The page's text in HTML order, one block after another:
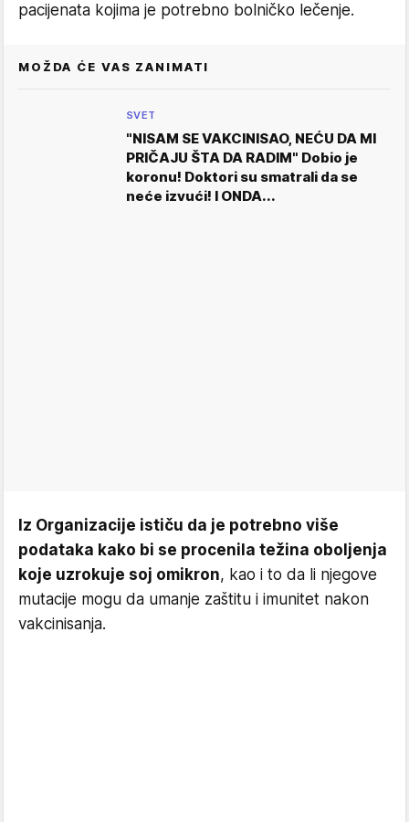
pacijenata kojima je potrebno bolničko lečenje.
MOŽDA ĆE VAS ZANIMATI
SVET
"NISAM SE VAKCINISAO, NEĆU DA MI
PRIČAJU ŠTA DA RADIM" Dobio je
koronu! Doktori su smatrali da se
neće izvući! I ONDA...
Iz Organizacije ističu da je potrebno više
podataka kako bi se procenila težina oboljenja
koje uzrokuje soj omikron, kao i to da li njegove
mutacije mogu da umanje zaštitu i imunitet nakon
vakcinisanja.